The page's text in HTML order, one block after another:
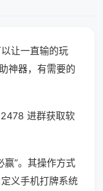
让一直输的玩
神器，有需要的
进群获取软
赢”。其操作方式
义手机打牌系统